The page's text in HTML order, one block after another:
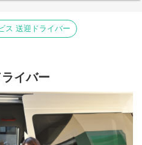
ス 送迎ドライバー
イバー